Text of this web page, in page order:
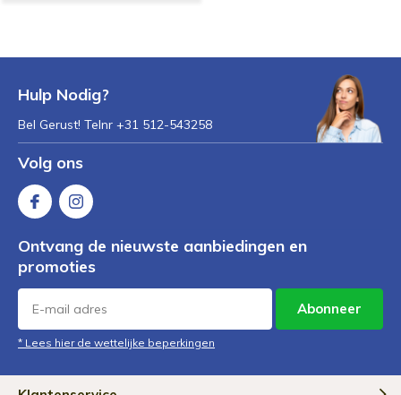
Hulp Nodig?
Bel Gerust! Telnr +31 512-543258
Volg ons
Ontvang de nieuwste aanbiedingen en
promoties
Abonneer
* Lees hier de wettelijke beperkingen